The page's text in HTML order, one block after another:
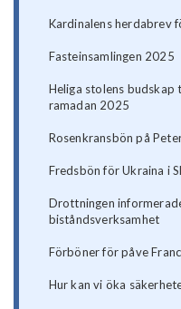
Kardinalens herdabrev
Fasteinsamlingen 2025
Heliga stolens budskap
ramadan 2025
Rosenkransbön på
Fredsbön för Ukraina i
Drottningen
biståndsverksamhet
Förböner för påve
Hur kan vi öka